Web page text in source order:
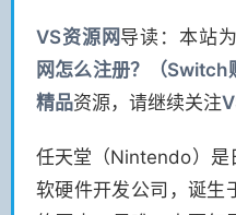
VS资源网 导读：本站
网怎么注册？（Switch
精品资源，请继续关注
任天堂（Nintendo）是
软硬件开发公司，诞生